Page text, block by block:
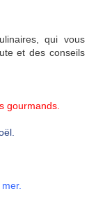
qui vous
et des conseils
gourmands.